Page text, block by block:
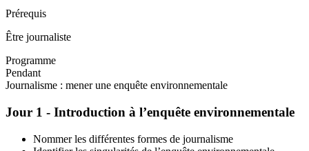
Prérequis
Être journaliste
Programme
Pendant
Journalisme : mener une enquête environnementale
Jour 1 - Introduction à l’enquête environnementale
Nommer les différentes formes de journalisme